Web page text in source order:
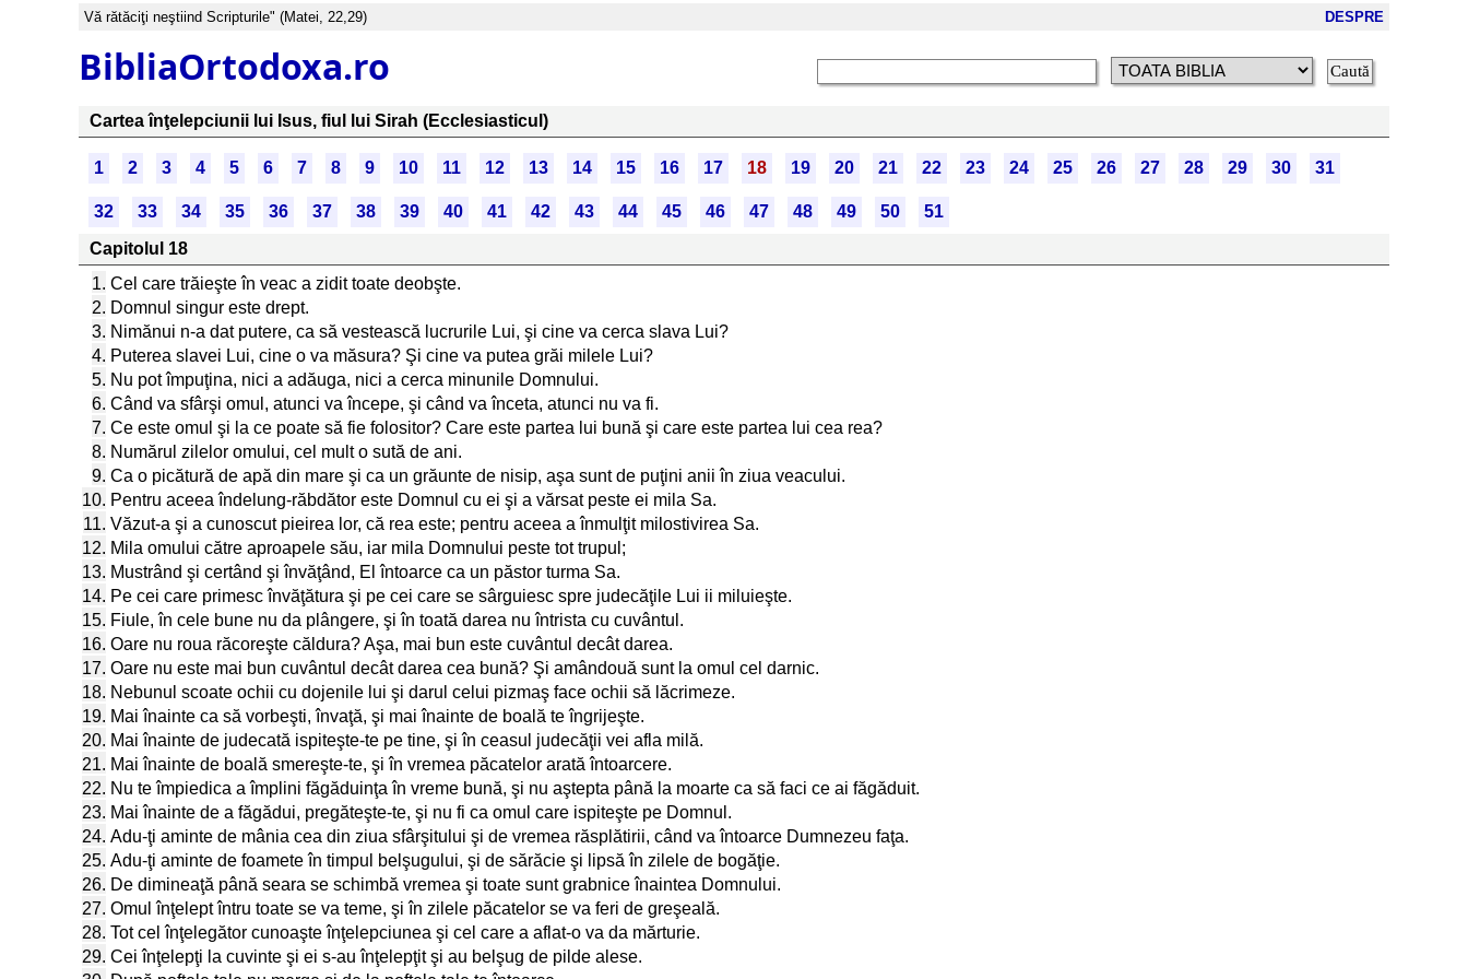
Vă rătăciţi neştiind Scripturile" (Matei, 22,29) DESPRE
BibliaOrtodoxa.ro
Cartea înţelepciunii lui Isus, fiul lui Sirah (Ecclesiasticul)
1 2 3 4 5 6 7 8 9 10 11 12 13 14 15 16 17 18 19 20 21 22 23 24 25 26 27 28 29 30 31
32 33 34 35 36 37 38 39 40 41 42 43 44 45 46 47 48 49 50
51
Capitolul 18
1. Cel care trăieşte în veac a zidit toate deobşte.
2. Domnul singur este drept.
3. Nimănui n-a dat putere, ca să vestească lucrurile Lui, şi cine va cerca slava Lui?
4. Puterea slavei Lui, cine o va măsura? Şi cine va putea grăi milele Lui?
5. Nu pot împuţina, nici a adăuga, nici a cerca minunile Domnului.
6. Când va sfârşi omul, atunci va începe, şi când va înceta, atunci nu va fi.
7. Ce este omul şi la ce poate să fie folositor? Care este partea lui bună şi care este partea lui cea rea?
8. Numărul zilelor omului, cel mult o sută de ani.
9. Ca o picătură de apă din mare şi ca un grăunte de nisip, aşa sunt de puţini anii în ziua veacului.
10. Pentru aceea îndelung-răbdător este Domnul cu ei şi a vărsat peste ei mila Sa.
11. Văzut-a şi a cunoscut pieirea lor, că rea este; pentru aceea a înmulţit milostivirea Sa.
12. Mila omului către aproapele său, iar mila Domnului peste tot trupul;
13. Mustrând şi certând şi învăţând, El întoarce ca un păstor turma Sa.
14. Pe cei care primesc învăţătura şi pe cei care se sârguiesc spre judecăţile Lui ii miluieşte.
15. Fiule, în cele bune nu da plângere, şi în toată darea nu întrista cu cuvântul.
16. Oare nu roua răcoreşte căldura? Aşa, mai bun este cuvântul decât darea.
17. Oare nu este mai bun cuvântul decât darea cea bună? Şi amândouă sunt la omul cel darnic.
18. Nebunul scoate ochii cu dojenile lui şi darul celui pizmaş face ochii să lăcrimeze.
19. Mai înainte ca să vorbeşti, învaţă, şi mai înainte de boală te îngrijeşte.
20. Mai înainte de judecată ispiteşte-te pe tine, şi în ceasul judecăţii vei afla milă.
21. Mai înainte de boală smereşte-te, şi în vremea păcatelor arată întoarcere.
22. Nu te împiedica a împlini făgăduinţa în vreme bună, şi nu aştepta până la moarte ca să faci ce ai făgăduit.
23. Mai înainte de a făgădui, pregăteşte-te, şi nu fi ca omul care ispiteşte pe Domnul.
24. Adu-ţi aminte de mânia cea din ziua sfârşitului şi de vremea răsplătirii, când va întoarce Dumnezeu faţa.
25. Adu-ţi aminte de foamete în timpul belşugului, şi de sărăcie şi lipsă în zilele de bogăţie.
26. De dimineaţă până seara se schimbă vremea şi toate sunt grabnice înaintea Domnului.
27. Omul înţelept întru toate se va teme, şi în zilele păcatelor se va feri de greşeală.
28. Tot cel înţelegător cunoaşte înţelepciunea şi cel care a aflat-o va da mărturie.
29. Cei înţelepţi la cuvinte şi ei s-au înţelepţit şi au belşug de pilde alese.